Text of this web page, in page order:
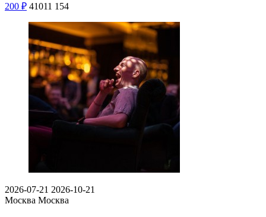
200 ₽ 41011 154
2026-07-21 2026-10-21
Москва Москва